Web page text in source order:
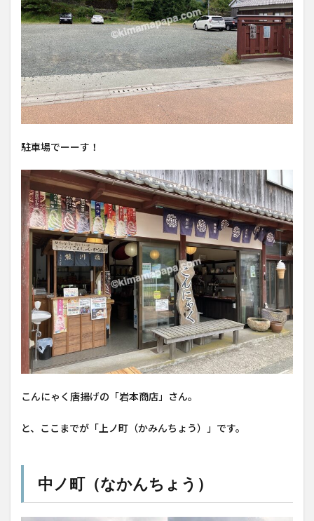
駐車場でーーす！
こんにゃく唐揚げの「岩本商店」さん。
と、ここまでが「上ノ町（かみんちょう）」です。
中ノ町（なかんちょう）